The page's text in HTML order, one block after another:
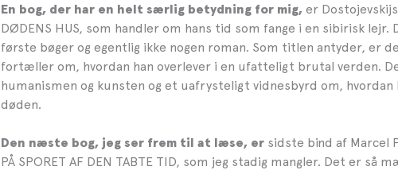
En bog, der har en helt særlig betydning for mig, er Dostojevskijs
DØDENS HUS, som handler om hans tid som fange i en sibirisk lejr.
første bøger og egentlig ikke nogen roman. Som titlen antyder, er
fortæller om, hvordan han overlever i en ufatteligt brutal verden.
humanismen og kunsten og et uafrysteligt vidnesbyrd om, hvordan
døden.
Den næste bog, jeg ser frem til at læse, ersidste bind af Marcel
PÅ SPORET AF DEN TABTE TID, som jeg stadig mangler. Det er så